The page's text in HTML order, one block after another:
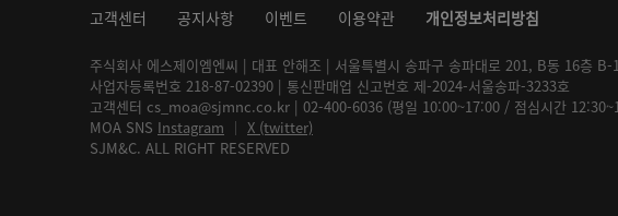
고객센터 공지사항 이벤트 이용약관 개인정보처리방침
주식회사 에스제이엠엔씨 | 대표 안해조 | 서울특별시 송파구 송파대로 201, B동 16층
사업자등록번호 218-87-02390 | 통신판매업 신고번호 제-2024-서울송파-3233호
고객센터 cs_moa@sjmnc.co.kr | 02-400-6036 (평일 10:00~17:00 / 점심시간
MOA SNS Instagram │ X (twitter)
SJM&C. ALL RIGHT RESERVED